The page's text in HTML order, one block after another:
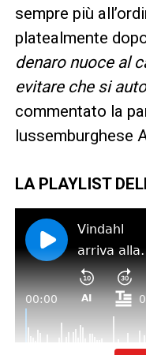
sempre più
platealmente
denaro nuoce al
evitare che si
commentato la
lussemburghese
LA PLAYLIST